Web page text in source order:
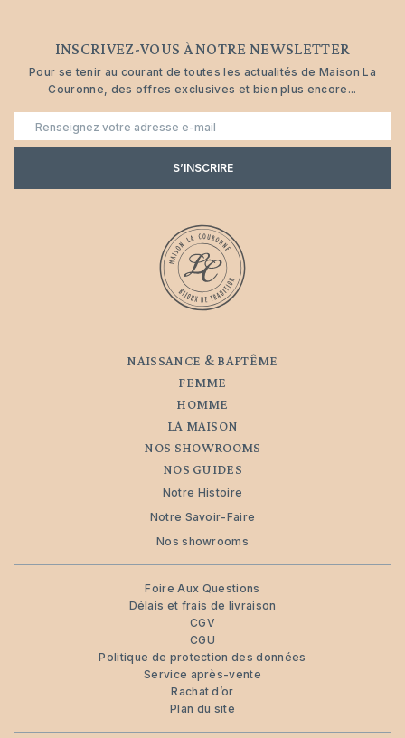
INSCRIVEZ-VOUS À NOTRE NEWSLETTER
Pour se tenir au courant de toutes les actualités de Maison La
Couronne, des offres exclusives et bien plus encore...
S’INSCRIRE
NAISSANCE & BAPTÊME
FEMME
HOMME
LA MAISON
NOS SHOWROOMS
NOS GUIDES
Notre Histoire
Notre Savoir-Faire
Nos showrooms
Foire Aux Questions
Délais et frais de livraison
CGV
CGU
Politique de protection des données
Service après-vente
Rachat d’or
Plan du site